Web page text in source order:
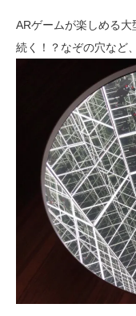
ARゲームが楽しめる大
続く！？なぞの穴など